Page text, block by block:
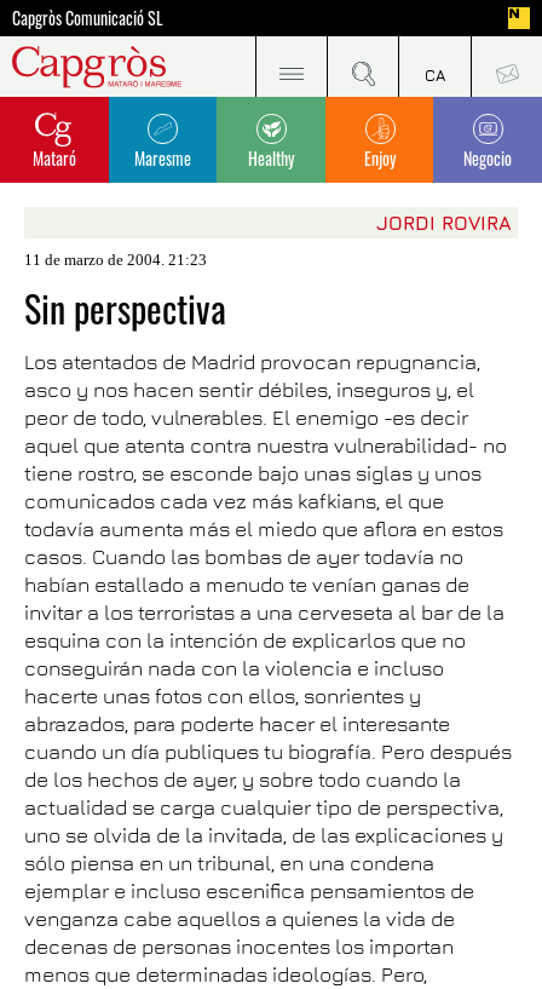
Capgròs Comunicació SL
Mataró Maresme Healthy Enjoy Negocio
JORDI ROVIRA
11 de marzo de 2004. 21:23
Sin perspectiva
Los atentados de Madrid provocan repugnancia,
asco y nos hacen sentir débiles, inseguros y, el
peor de todo, vulnerables. El enemigo -es decir
aquel que atenta contra nuestra vulnerabilidad- no
tiene rostro, se esconde bajo unas siglas y unos
comunicados cada vez más kafkians, el que
todavía aumenta más el miedo que aflora en estos
casos. Cuando las bombas de ayer todavía no
habían estallado a menudo te venían ganas de
invitar a los terroristas a una cerveseta al bar de la
esquina con la intención de explicarlos que no
conseguirán nada con la violencia e incluso
hacerte unas fotos con ellos, sonrientes y
abrazados, para poderte hacer el interesante
cuando un día publiques tu biografía. Pero después
de los hechos de ayer, y sobre todo cuando la
actualidad se carga cualquier tipo de perspectiva,
uno se olvida de la invitada, de las explicaciones y
sólo piensa en un tribunal, en una condena
ejemplar e incluso escenifica pensamientos de
venganza cabe aquellos a quienes la vida de
decenas de personas inocentes los importan
menos que determinadas ideologías. Pero,